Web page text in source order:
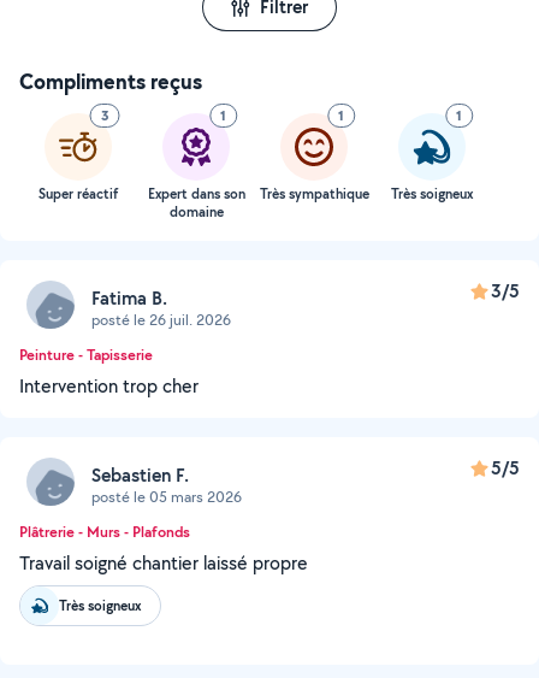
Filtrer
Compliments reçus
3
Super réactif
1
Expert dans son
domaine
1
Très sympathique
1
Très soigneux
Fatima B.
posté le 26 juil. 2026
3/5
Peinture - Tapisserie
Intervention trop cher
Sebastien F.
posté le 05 mars 2026
5/5
Plâtrerie - Murs - Plafonds
Travail soigné chantier laissé propre
Très soigneux